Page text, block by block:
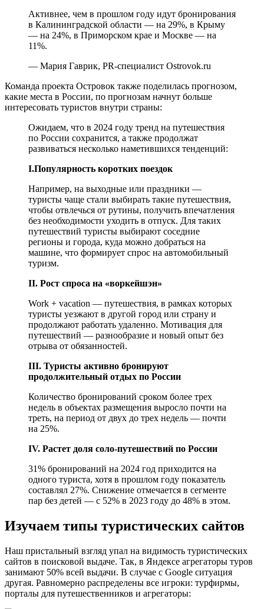
Активнее, чем в прошлом году идут бронирования
в Калининградской области — на 29%, в Крыму
— на 24%, в Приморском крае и Москве — на
11%.
— Мария Гаврик, PR-специалист Ostrovok.ru
Команда проекта Островок также поделилась прогнозом,
какие места в России, по прогнозам начнут больше
интересовать туристов внутри страны:
Ожидаем, что в 2024 году тренд на путешествия
по России сохранится, а также продолжат
развиваться несколько наметившихся тенденций:
I.Популярность коротких поездок
Например, на выходные или праздники —
туристы чаще стали выбирать такие путешествия,
чтобы отвлечься от рутины, получить впечатления
без необходимости уходить в отпуск. Для таких
путешествий туристы выбирают соседние
регионы и города, куда можно добраться на
машине, что формирует спрос на автомобильный
туризм.
II. Рост спроса на «воркейшэн»
Work + vacation — путешествия, в рамках которых
туристы уезжают в другой город или страну и
продолжают работать удаленно. Мотивация для
путешествий — разнообразие и новый опыт без
отрыва от обязанностей.
III. Туристы активно бронируют
продолжительный отдых по России
Количество бронирований сроком более трех
недель в объектах размещения выросло почти на
треть, на период от двух до трех недель — почти
на 25%.
IV. Растет доля соло-путешествий по России
31% бронирований на 2024 год приходится на
одного туриста, хотя в прошлом году показатель
составлял 27%. Снижение отмечается в сегменте
пар без детей — с 52% в 2023 году до 48% в этом.
Изучаем типы туристических сайтов
Наш пристальный взгляд упал на видимость туристических
сайтов в поисковой выдаче. Так, в Яндексе агрегаторы туров
занимают 50% всей выдачи. В случае с Google ситуация
другая. Равномерно распределены все игроки: турфирмы,
порталы для путешественников и агрегаторы: